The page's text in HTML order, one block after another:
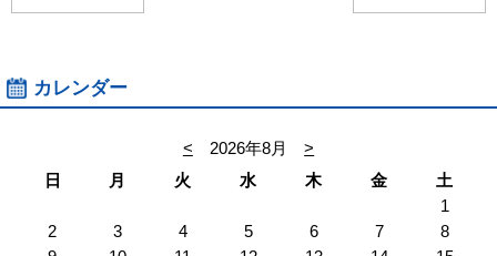
カレンダー
< 2026年8月
>
日
月 火 水 木 金
土
1
2
3 4 5 6 7
8